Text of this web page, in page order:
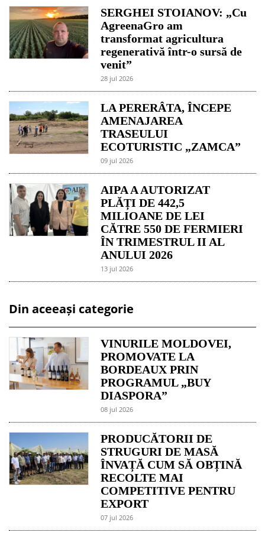
SERGHEI STOIANOV: „Cu
AgreenaGro am
transformat agricultura
regenerativă într-o sursă de
venit”
28 jul 2026
LA PERERÂTA, ÎNCEPE
AMENAJAREA
TRASEULUI
ECOTURISTIC „ZAMCA”
09 jul 2026
AIPA A AUTORIZAT
PLĂȚI DE 442,5
MILIOANE DE LEI
CĂTRE 550 DE FERMIERI
ÎN TRIMESTRUL II AL
ANULUI 2026
13 jul 2026
Din aceeași categorie
VINURILE MOLDOVEI,
PROMOVATE LA
BORDEAUX PRIN
PROGRAMUL „BUY
DIASPORA”
08 jul 2026
PRODUCĂTORII DE
STRUGURI DE MASĂ
ÎNVAȚĂ CUM SĂ OBȚINĂ
RECOLTE MAI
COMPETITIVE PENTRU
EXPORT
07 jul 2026